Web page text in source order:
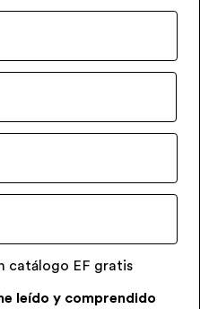
catálogo EF gratis
he leído y comprendido